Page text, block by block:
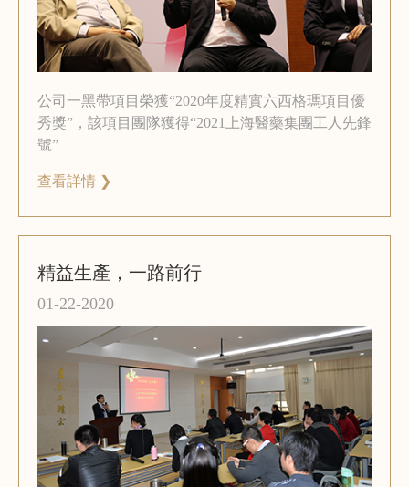
公司一黑帶項目榮獲“2020年度精實六西格瑪項目優
秀獎”，該項目團隊獲得“2021上海醫藥集團工人先鋒
號”
查看詳情 ❯
精益生產，一路前行
01-22-2020